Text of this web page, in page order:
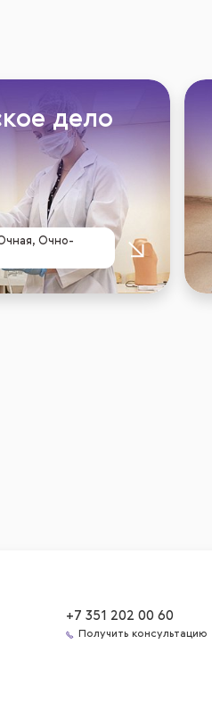
дело
Очно-
+7 351 202 00 60
Получить консультацию